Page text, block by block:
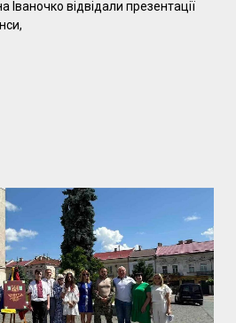
Іваночко відвідали презентації